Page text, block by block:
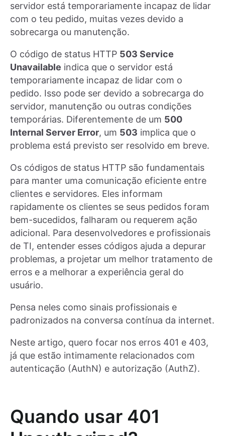
servidor está temporariamente incapaz de lidar
com o teu pedido, muitas vezes devido a
sobrecarga ou manutenção.
O código de status HTTP 503 Service
Unavailable indica que o servidor está
temporariamente incapaz de lidar com o
pedido. Isso pode ser devido a sobrecarga do
servidor, manutenção ou outras condições
temporárias. Diferentemente de um 500
Internal Server Error, um 503 implica que o
problema está previsto ser resolvido em breve.
Os códigos de status HTTP são fundamentais
para manter uma comunicação eficiente entre
clientes e servidores. Eles informam
rapidamente os clientes se seus pedidos foram
bem-sucedidos, falharam ou requerem ação
adicional. Para desenvolvedores e profissionais
de TI, entender esses códigos ajuda a depurar
problemas, a projetar um melhor tratamento de
erros e a melhorar a experiência geral do
usuário.
Pensa neles como sinais profissionais e
padronizados na conversa contínua da internet.
Neste artigo, quero focar nos erros 401 e 403,
já que estão intimamente relacionados com
autenticação (AuthN) e autorização (AuthZ).
Quando usar 401